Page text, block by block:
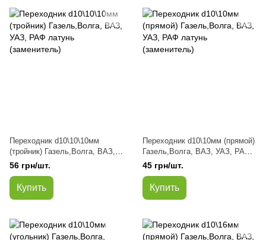
Переходник d10\10\10мм
(тройник) Газель,Волга, ВАЗ,
УАЗ, РАФ латунь (заменитель)
56 грн/шт.
Купить
Переходник d10\10мм (прямой)
Газель,Волга, ВАЗ, УАЗ, РАФ
латунь (заменитель)
45 грн/шт.
Купить